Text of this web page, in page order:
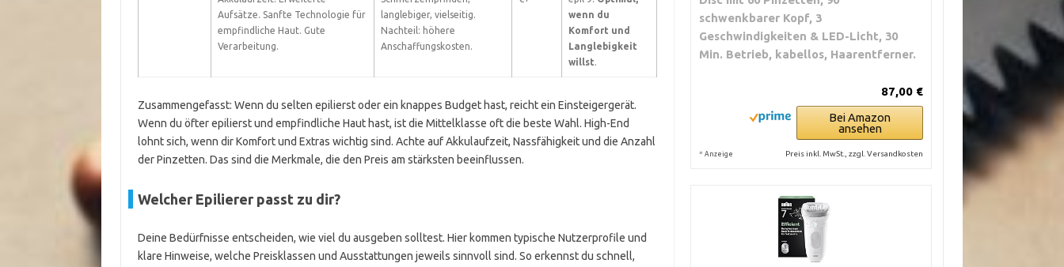
Aufsätze. Sanfte Technologie für
empfindliche Haut. Gute
Verarbeitung.
langlebiger, vielseitig.
Nachteil: höhere
Anschaffungskosten.
wenn du
Komfort und
Langlebigkeit
willst.
Zusammengefasst: Wenn du selten epilierst oder ein knappes Budget hast, reicht ein Einsteigergerät.
Wenn du öfter epilierst und empfindliche Haut hast, ist die Mittelklasse oft die beste Wahl. High-End
lohnt sich, wenn dir Komfort und Extras wichtig sind. Achte auf Akkulaufzeit, Nassfähigkeit und die Anzahl
der Pinzetten. Das sind die Merkmale, die den Preis am stärksten beeinflussen.
Welcher Epilierer passt zu dir?
Deine Bedürfnisse entscheiden, wie viel du ausgeben solltest. Hier kommen typische Nutzerprofile und
klare Hinweise, welche Preisklassen und Ausstattungen jeweils sinnvoll sind. So erkennst du schnell,
schwenkbarer Kopf, 3
Geschwindigkeiten & LED-Licht, 30
Min. Betrieb, kabellos, Haarentferner.
87,00 €
Bei Amazon
ansehen
* Anzeige Preis inkl. MwSt., zzgl. Versandkosten